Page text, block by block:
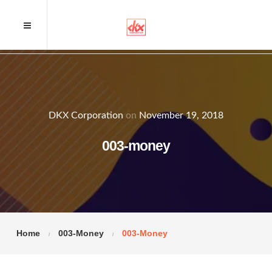
DKX Corporation on November 19, 2018
003-money
Home 003-Money 003-Money